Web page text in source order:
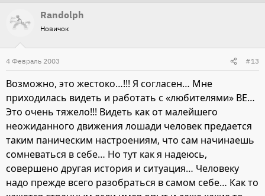
Randolph
Новичок
4 Февраль 2003 #13
Возможно, это жестоко…!!! Я согласен… Мне
приходилась видеть и работать с «любителями» ВЕ…
Это очень тяжело!!! Видеть как от малейшего
неожиданного движения лошади человек предается
таким паническим настроениям, что сам начинаешь
сомневаться в себе… Но тут как я надеюсь,
совершено другая история и ситуация… Человеку
надо прежде всего разобраться в самом себе… Как то